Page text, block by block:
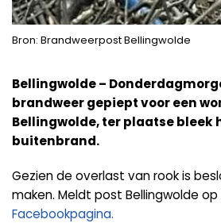
Bron: Brandweerpost Bellingwolde
Bellingwolde –
brandweer gepiept voor een
Bellingwolde, ter plaatse bleek
buitenbrand.
Gezien de overlast van rook is
maken. Meldt post Bellingwolde op
Facebookpagina.